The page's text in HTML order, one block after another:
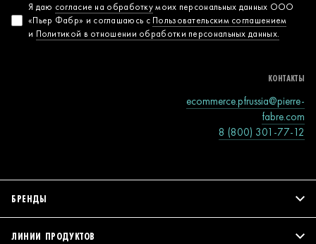
Согласие на
обработку
персональных
Я даю согласие на обработкумоих персональных данных ООО
«Пьер Фабр» и соглашаюсь с Пользовательским соглашением
и Политикой в отношении обработки персональных данных.
КОНТАКТЫ
ecommerce.pfrussia@pierre-
fabre.com
8 (800) 301-77-12
БРЕНДЫ
ЛИНИИ ПРОДУКТОВ